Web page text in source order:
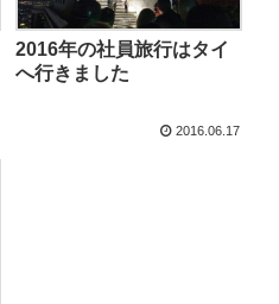
2016年の社員旅行はタイ
へ行きました
2016.06.17